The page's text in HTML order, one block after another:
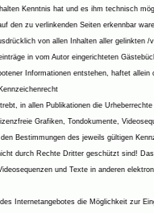
Kenntnis hat und es ihm technisch
den zu verlinkenden Seiten erkennbar
von allen Inhalten aller gelinkten
in vom Autor eingerichteten
Informationen entstehen, haftet
in allen Publikationen die
Grafiken, Tondokumente,
Bestimmungen des jeweils gültigen
durch Rechte Dritter geschützt sind!
und Texte in anderen
Internetangebotes die Möglichkeit zur